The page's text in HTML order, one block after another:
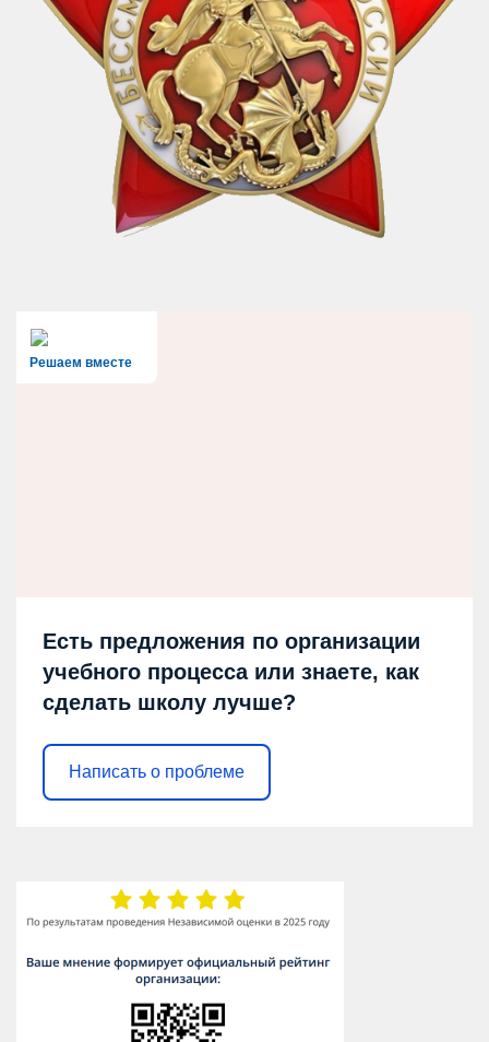
Решаем вместе
Есть предложения по организации
учебного процесса или знаете, как
сделать школу лучше?
Написать о проблеме